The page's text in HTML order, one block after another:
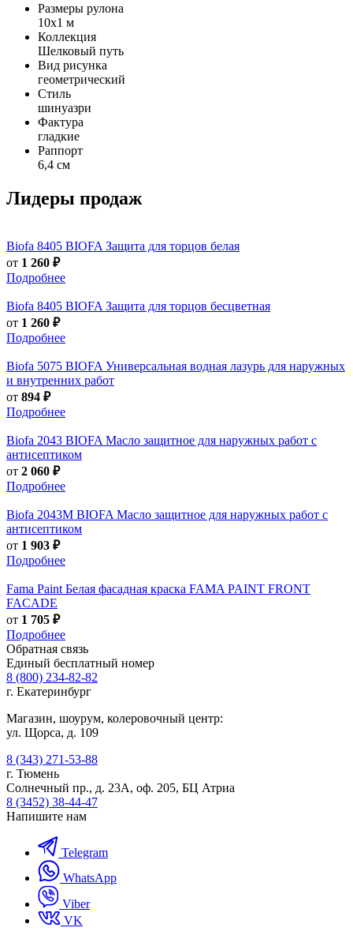
Размеры рулона
10x1 м
Коллекция
Шелковый путь
Вид рисунка
геометрический
Стиль
шинуазри
Фактура
гладкие
Раппорт
6,4 см
Лидеры продаж
Biofa 8405 BIOFA Защита для торцов белая
от 1 260 ₽
Подробнее
Biofa 8405 BIOFA Защита для торцов бесцветная
от 1 260 ₽
Подробнее
Biofa 5075 BIOFA Универсальная водная лазурь для наружных
и внутренних работ
от 894 ₽
Подробнее
Biofa 2043 BIOFA Масло защитное для наружных работ с
антисептиком
от 2 060 ₽
Подробнее
Biofa 2043M BIOFA Масло защитное для наружных работ с
антисептиком
от 1 903 ₽
Подробнее
Fama Paint Белая фасадная краска FAMA PAINT FRONT
FACADE
от 1 705 ₽
Подробнее
Обратная связь
Единый бесплатный номер
8 (800) 234-82-82
г. Екатеринбург
Магазин, шоурум, колеровочный центр:
ул. Щорса, д. 109
8 (343) 271-53-88
г. Тюмень
Солнечный пр., д. 23А, оф. 205, БЦ Атриа
8 (3452) 38-44-47
Напишите нам
Telegram
WhatsApp
Viber
VK